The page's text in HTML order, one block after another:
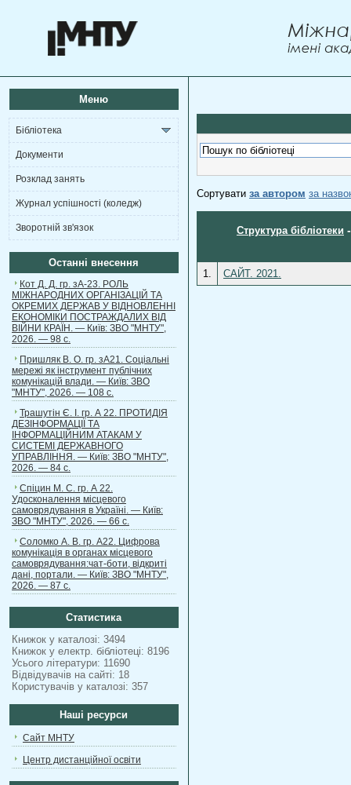
Меню
Бібліотека
Документи
Розклад занять
Журнал успішності (коледж)
Зворотній зв'язок
Останні внесення
Кот Д. Д. гр. зА-23. РОЛЬ
МІЖНАРОДНИХ ОРГАНІЗАЦІЙ ТА
ОКРЕМИХ ДЕРЖАВ У ВІДНОВЛЕННІ
ЕКОНОМІКИ ПОСТРАЖДАЛИХ ВІД
ВІЙНИ КРАЇН. — Київ: ЗВО "МНТУ",
2026. — 98 с.
Пришляк В. О. гр. зА21. Соціальні
мережі як інструмент публічних
комунікацій влади. — Київ: ЗВО
"МНТУ", 2026. — 108 с.
Трашутін Є. І. гр. А 22. ПРОТИДІЯ
ДЕЗІНФОРМАЦІЇ ТА
ІНФОРМАЦІЙНИМ АТАКАМ У
СИСТЕМІ ДЕРЖАВНОГО
УПРАВЛІННЯ. — Київ: ЗВО "МНТУ",
2026. — 84 с.
Спіцин М. С. гр. А 22.
Удосконалення місцевого
самоврядування в Україні. — Київ:
ЗВО "МНТУ", 2026. — 66 с.
Соломко А. В. гр. А22. Цифрова
комунікація в органах місцевого
самоврядування:чат-боти, відкриті
дані, портали. — Київ: ЗВО "МНТУ",
2026. — 87 с.
Статистика
Книжок у каталозі: 3494
Книжок у електр. бібліотеці: 8196
Усього літератури: 11690
Відвідувачів на сайті: 18
Користувачів у каталозі: 357
Наші ресурси
Сайт МНТУ
Центр дистанційної освіти
Сортувати за автором за
Структура бібліотеки
1. САЙТ. 2021.